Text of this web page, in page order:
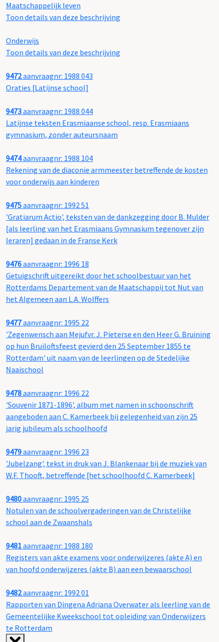
Maatschappelijk leven
Toon details van deze beschrijving
Onderwijs
Toon details van deze beschrijving
9472aanvraagnr: 1988 043
Oraties [Latijnse school]
9473aanvraagnr: 1988 044
Latijnse teksten Erasmiaanse school, resp. Erasmiaans
gymnasium, zonder auteursnaam
9474aanvraagnr: 1988 104
Rekening van de diaconie armmeester betreffende de kosten
voor onderwijs aan kinderen
9475aanvraagnr: 1992 51
'Gratiarum Actio', teksten van de dankzegging door B. Mulder
[als leerling van het Erasmiaans Gymnasium tegenover zijn
leraren] gedaan in de Franse Kerk
9476aanvraagnr: 1996 18
Getuigschrift uitgereikt door het schoolbestuur van het
Rotterdams Departement van de Maatschappij tot Nut van
het Algemeen aan L.A. Wolffers
9477aanvraagnr: 1995 22
'Zegenwensch aan Mejufvr. J. Pieterse en den Heer G. Bruining
op hun Bruiloftsfeest gevierd den 25 September 1855 te
Rotterdam' uit naam van de leerlingen op de Stedelijke
Naaischool
9478aanvraagnr: 1996 22
'Souvenir 1871-1896', album met namen in schoonschrift
aangeboden aan C. Kamerbeek bij gelegenheid van zijn 25
jarig jubileum als schoolhoofd
9479aanvraagnr: 1996 23
'Jubelzang', tekst in druk van J. Blankenaar bij de muziek van
W.F. Thooft, betreffende [het schoolhoofd C. Kamerbeek]
9480aanvraagnr: 1995 25
Notulen van de schoolvergaderingen van de Christelijke
school aan de Zwaanshals
9481aanvraagnr: 1988 180
Registers van akte examens voor onderwijzeres (akte A) en
van hoofd onderwijzeres (akte B) aan een bewaarschool
9482aanvraagnr: 1992 01
Rapporten van Dingena Adriana Overwater als leerling van de
Gemeentelijke Kweekschool tot opleiding van Onderwijzers
te Rotterdam